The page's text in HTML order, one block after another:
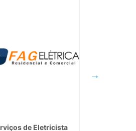
de Eletricista